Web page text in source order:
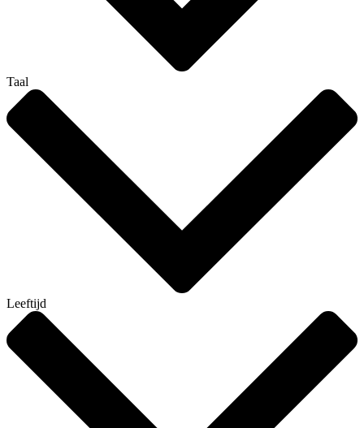
Taal
Leeftijd